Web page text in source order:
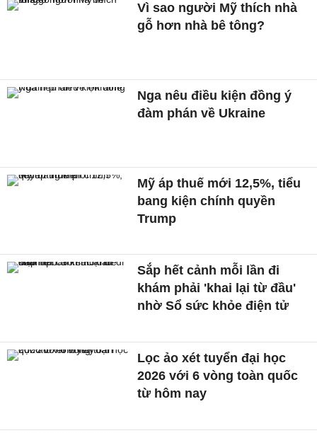
Vì sao người Mỹ thích nhà
gỗ hơn nhà bê tông?
Nga nêu điều kiện đồng ý
đàm phán về Ukraine
Mỹ áp thuế mới 12,5%, tiểu
bang kiện chính quyền
Trump
Sắp hết cảnh mỗi lần đi
khám phải 'khai lại từ đầu'
nhờ Sổ sức khỏe điện tử
Lọc ảo xét tuyển đại học
2026 với 6 vòng toàn quốc
từ hôm nay